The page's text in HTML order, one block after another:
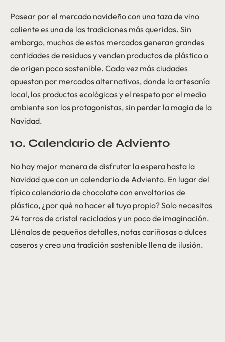
Pasear por el mercado navideño con una taza de vino
caliente es una de las tradiciones más queridas. Sin
embargo, muchos de estos mercados generan grandes
cantidades de residuos y venden productos de plástico o
de origen poco sostenible. Cada vez más ciudades
apuestan por mercados alternativos, donde la artesanía
local, los productos ecológicos y el respeto por el medio
ambiente son los protagonistas, sin perder la magia de la
Navidad.
10. Calendario de Adviento
No hay mejor manera de disfrutar la espera hasta la
Navidad que con un calendario de Adviento. En lugar del
típico calendario de chocolate con envoltorios de
plástico, ¿por qué no hacer el tuyo propio? Solo necesitas
24 tarros de cristal reciclados y un poco de imaginación.
Llénalos de pequeños detalles, notas cariñosas o dulces
caseros y crea una tradición sostenible llena de ilusión.